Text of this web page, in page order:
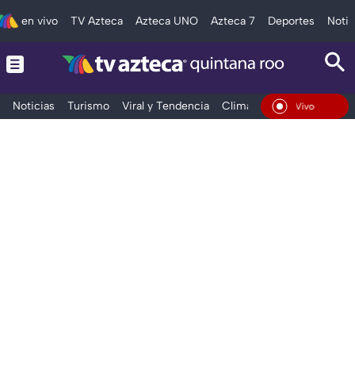
en vivo TV Azteca Azteca UNO Azteca 7 Deportes
Noticias Turismo Viral y Tendencia Clima Tráfico
En Vivo